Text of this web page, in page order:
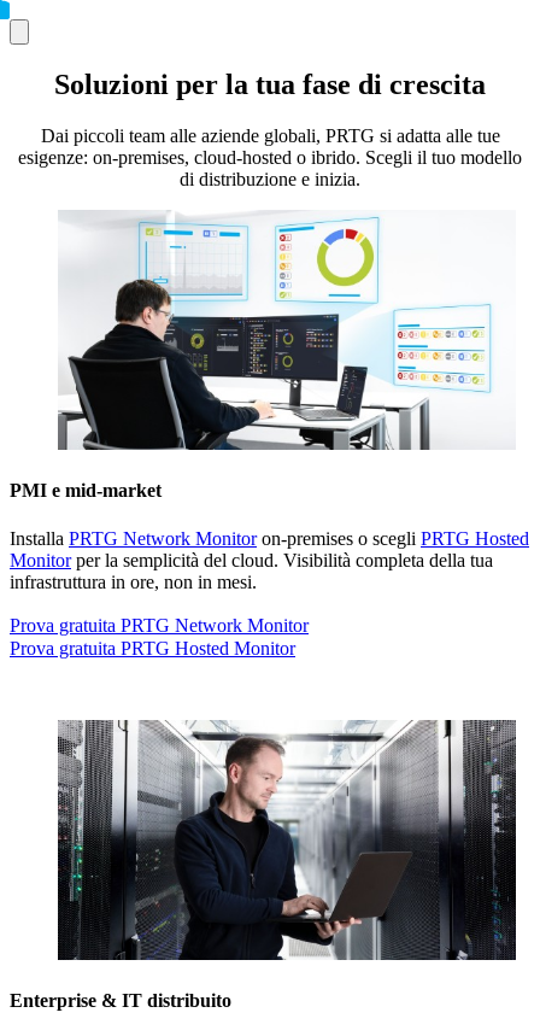
Soluzioni per la tua fase di crescita
Dai piccoli team alle aziende globali, PRTG si adatta alle tue
esigenze: on-premises, cloud-hosted o ibrido. Scegli il tuo modello
di distribuzione e inizia.
PMI e mid-market
Installa PRTG Network Monitoron-premises o scegli PRTG Hosted
Monitorper la semplicità del cloud. Visibilità completa della tua
infrastruttura in ore, non in mesi.
Prova gratuita PRTG Network Monitor
Prova gratuita PRTG Hosted Monitor
Enterprise & IT distribuito